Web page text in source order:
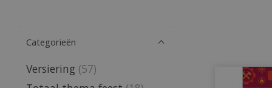
Categorieën
Versiering (57)